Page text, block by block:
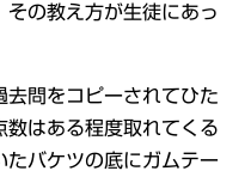
の教え方が生徒にあっ
去問をコピーされてひた
数はある程度取れてくる
たバケツの底にガムテー